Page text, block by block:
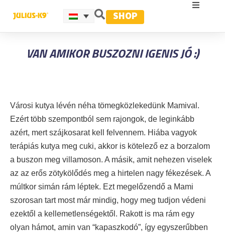
SHOP
VAN AMIKOR BUSZOZNI IGENIS JÓ :)
Városi kutya lévén néha tömegközlekedünk Mamival.
Ezért több szempontból sem rajongok, de leginkább
azért, mert szájkosarat kell felvennem. Hiába vagyok
terápiás kutya meg cuki, akkor is kötelező ez a borzalom
a buszon meg villamoson. A másik, amit nehezen viselek
az az erős zötykölődés meg a hirtelen nagy fékezések. A
múltkor simán rám léptek. Ezt megelőzendő a Mami
szorosan tart most már mindig, hogy meg tudjon védeni
ezektől a kellemetlenségektől. Rakott is ma rám egy
olyan hámot, amin van “kapaszkodó”, így egyszerűbben